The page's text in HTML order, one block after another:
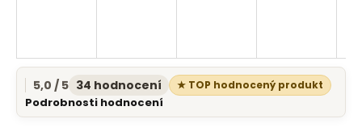
Průměrné
hodnocení
produktu
5,0 / 5 34 hodnocení ★ TOP hodnocený produkt
Podrobnosti hodnocení
í
?